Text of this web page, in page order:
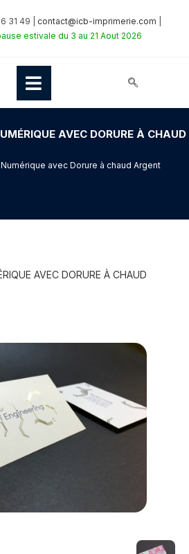
31 49 | contact@icb-imprimerie.com
estivale du 3 au 21 Aout 2026
AVEC DORURE À CHAUD
avec Dorure à chaud Argent
AVEC DORURE À CHAUD